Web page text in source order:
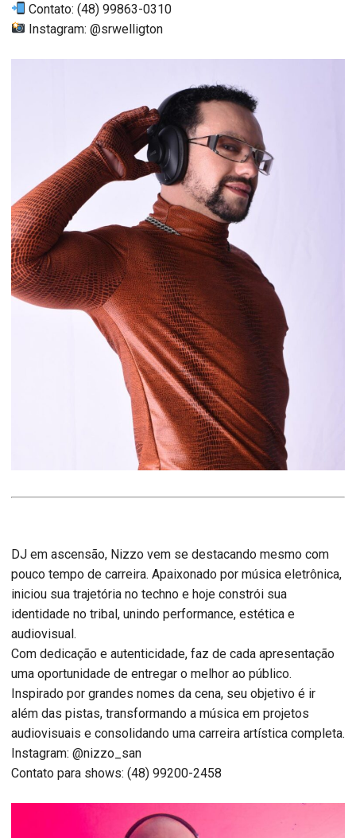
Contato: (48) 99863-0310
Instagram: @srwelligton
DJ em ascensão, Nizzo vem se destacando mesmo com
pouco tempo de carreira. Apaixonado por música eletrônica,
iniciou sua trajetória no techno e hoje constrói sua
identidade no tribal, unindo performance, estética e
audiovisual.
Com dedicação e autenticidade, faz de cada apresentação
uma oportunidade de entregar o melhor ao público.
Inspirado por grandes nomes da cena, seu objetivo é ir
além das pistas, transformando a música em projetos
audiovisuais e consolidando uma carreira artística completa.
Instagram: @nizzo_san
Contato para shows: (48) 99200-2458